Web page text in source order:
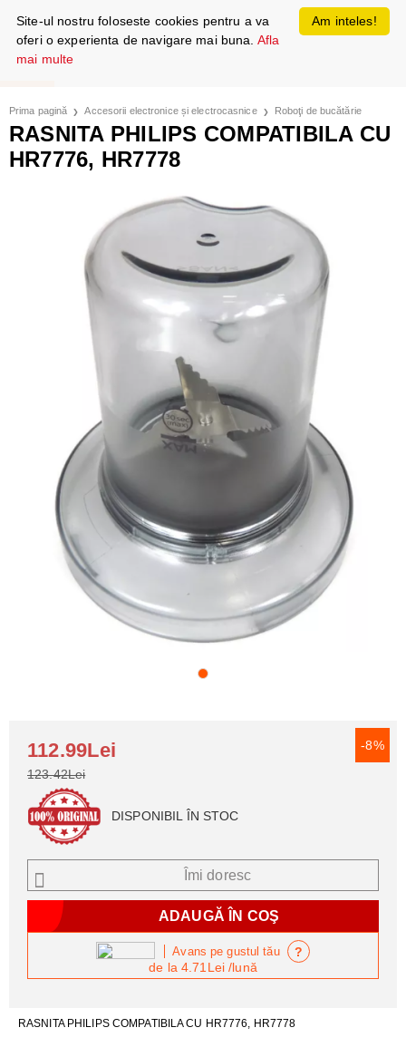
Prima pagină Accesorii electronice și electrocasnice Roboţi de bucătărie
RASNITA PHILIPS COMPATIBILA CU
HR7776, HR7778
RASNITA PHILIPS COMPATIBILA CU HR7776, HR7778
-8%
112.99Lei
123.42Lei
DISPONIBIL ÎN STOC
Îmi doresc
de la 4.71Lei/lună
Avans pe gustul tău ?
Am inteles!
Site-ul nostru foloseste cookies pentru a va
oferi o experienta de navigare mai buna. Afla
mai multe